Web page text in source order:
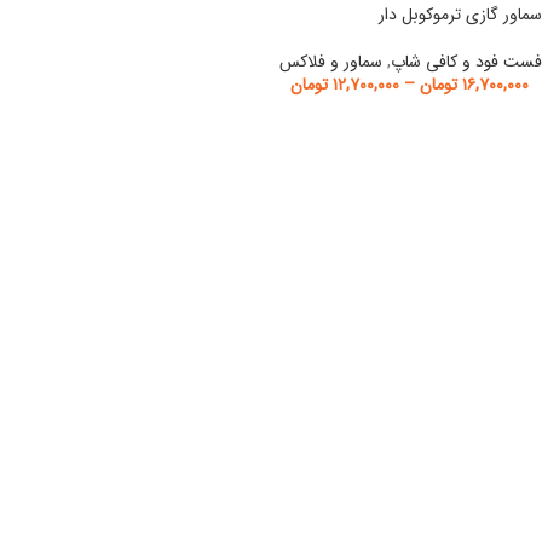
سماور گازی ترموکوبل دار
فست فود و کافی شاپ, سماور و فلاکس
۱۶,۷۰۰,۰۰۰تومان– ۱۲,۷۰۰,۰۰۰تومان